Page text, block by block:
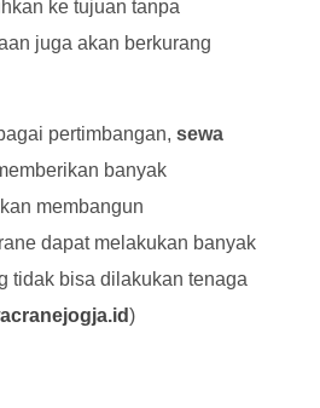
ke tujuan tanpa
juga akan berkurang
pertimbangan, sewa
banyak
membangun
dapat melakukan banyak
tidak bisa dilakukan tenaga
)